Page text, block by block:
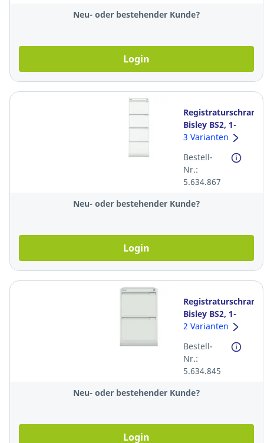
Neu- oder bestehender Kunde?
Login
Registraturschrank
Bisley BS2, 1-
bahnig, 4xA4,
3 Varianten
Bestell-
Nr.:
5.634.867
Neu- oder bestehender Kunde?
Login
Registraturschrank
Bisley BS2, 1-
bahnig, 2xA4,
2 Varianten
Bestell-
Nr.:
5.634.845
Neu- oder bestehender Kunde?
Login